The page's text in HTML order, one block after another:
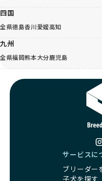
四国
全県徳島香川愛媛高知
九州
全県福岡熊本大分鹿児島
サービスに
ブリーダー
子犬を探す